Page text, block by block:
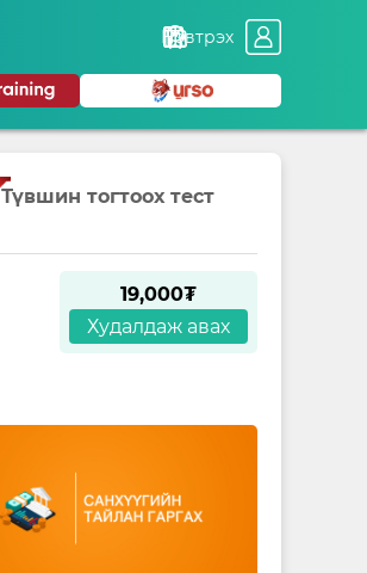
Нэвтрэх
Түвшин тогтоох тест
19,000₮
Худалдаж авах